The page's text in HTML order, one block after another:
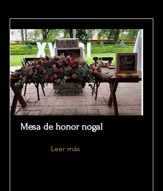
Mesa de honor nogal
Leer más